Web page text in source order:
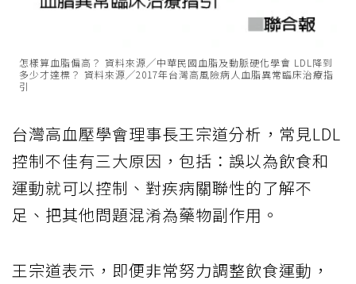
怎樣算血脂偏高？ 資料來源╱中華民國血脂及動脈硬化學會 LDL降到
多少才達標？ 資料來源╱2017年台灣高風險病人血脂異常臨床治療指
引
台灣高血壓學會理事長王宗道分析，常見LDL
控制不佳有三大原因，包括：誤以為飲食和
運動就可以控制、對疾病關聯性的了解不
足、把其他問題混淆為藥物副作用。
王宗道表示，即便非常努力調整飲食運動，